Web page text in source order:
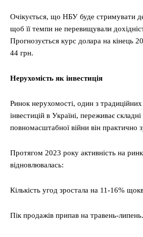
Очікується, що НБУ буде стримувати
щоб її темпи не перевищували
Прогнозується курс долара на кінець
44 грн.
Нерухомість як інвестиція
Ринок нерухомості, один з
інвестицій в Україні, переживає
повномасштабної війни він практично
Протягом 2023 року активність на
відновлювалась:
Кількість угод зростала на 11-16%
Пік продажів припав на травень-липень.